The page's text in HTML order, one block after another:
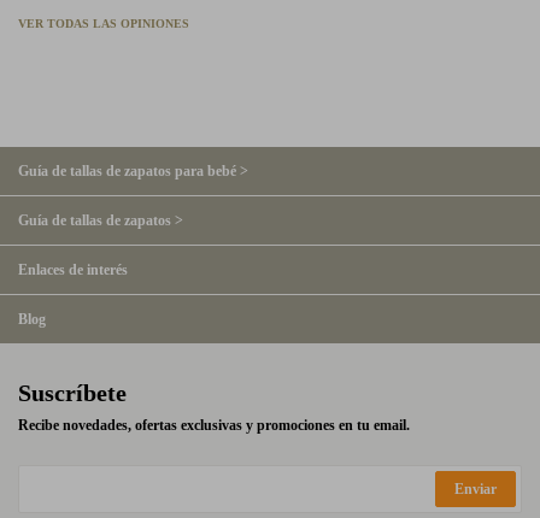
VER TODAS LAS OPINIONES
Guía de tallas de zapatos para bebé >
Guía de tallas de zapatos >
Enlaces de interés
Blog
Suscríbete
Recibe novedades, ofertas exclusivas y promociones en tu email.
Enviar